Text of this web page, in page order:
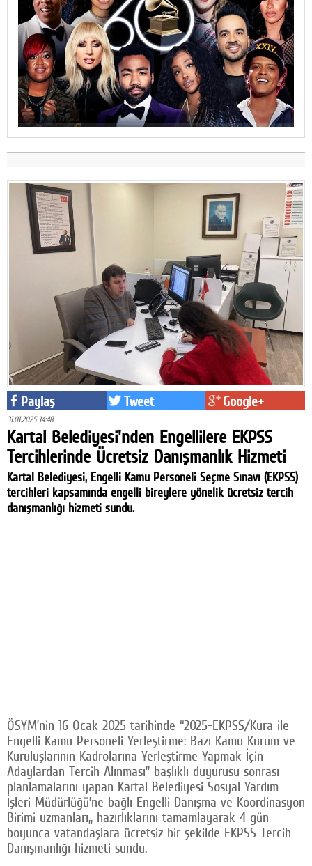
Paylaş Tweet Google+
31.01.2025 14:48
Kartal Belediyesi'nden Engellilere EKPSS
Tercihlerinde Ücretsiz Danışmanlık Hizmeti
Kartal Belediyesi, Engelli Kamu Personeli Seçme Sınavı (EKPSS)
tercihleri kapsamında engelli bireylere yönelik ücretsiz tercih
danışmanlığı hizmeti sundu.
ÖSYM’nin 16 Ocak 2025 tarihinde “2025-EKPSS/Kura ile
Engelli Kamu Personeli Yerleştirme: Bazı Kamu Kurum ve
Kuruluşlarının Kadrolarına Yerleştirme Yapmak İçin
Adaylardan Tercih Alınması” başlıklı duyurusu sonrası
planlamalarını yapan Kartal Belediyesi Sosyal Yardım
İşleri Müdürlüğü’ne bağlı Engelli Danışma ve Koordinasyon
Birimi uzmanları,, hazırlıklarını tamamlayarak 4 gün
boyunca vatandaşlara ücretsiz bir şekilde EKPSS Tercih
Danışmanlığı hizmeti sundu.